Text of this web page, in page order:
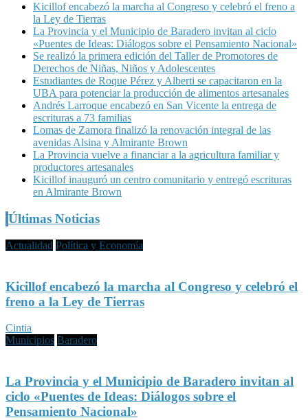
Kicillof encabezó la marcha al Congreso y celebró el freno a
la Ley de Tierras
La Provincia y el Municipio de Baradero invitan al ciclo
«Puentes de Ideas: Diálogos sobre el Pensamiento Nacional»
Se realizó la primera edición del Taller de Promotores de
Derechos de Niñas, Niños y Adolescentes
Estudiantes de Roque Pérez y Alberti se capacitaron en la
UBA para potenciar la producción de alimentos artesanales
Andrés Larroque encabezó en San Vicente la entrega de
escrituras a 73 familias
Lomas de Zamora finalizó la renovación integral de las
avenidas Alsina y Almirante Brown
La Provincia vuelve a financiar a la agricultura familiar y
productores artesanales
Kicillof inauguró un centro comunitario y entregó escrituras
en Almirante Brown
Últimas Noticias
Actualidad Política y Economía
Kicillof encabezó la marcha al Congreso y celebró el
freno a la Ley de Tierras
Cintia
Municipios Baradero
La Provincia y el Municipio de Baradero invitan al
ciclo «Puentes de Ideas: Diálogos sobre el
Pensamiento Nacional»